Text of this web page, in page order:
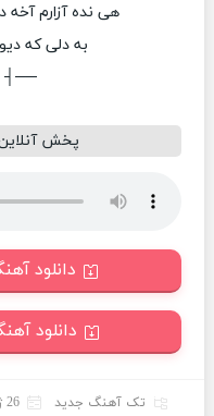
هی نده آزارم آخه
به دلی که
پخش
دانلود
دانلود
تک آهنگ جدید 26 ژانویه 2021